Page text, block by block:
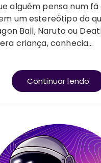
um estereótipo do
Ball, Naruto ou
criança, conhecia…
Continuar lendo